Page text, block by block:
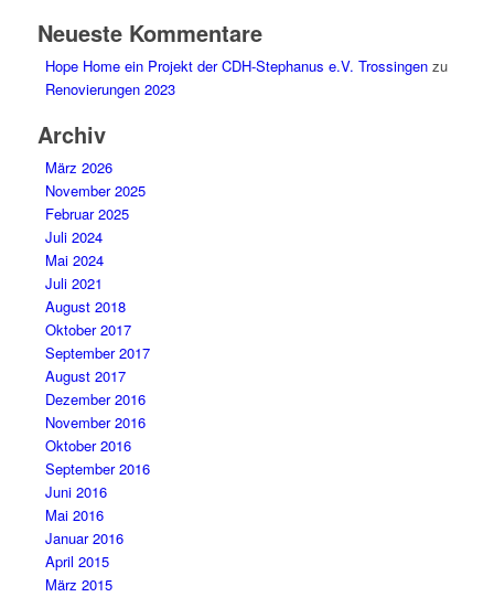
Neueste Kommentare
Hope Home ein Projekt der CDH-Stephanus e.V. Trossingenzu
Renovierungen 2023
Archiv
März 2026
November 2025
Februar 2025
Juli 2024
Mai 2024
Juli 2021
August 2018
Oktober 2017
September 2017
August 2017
Dezember 2016
November 2016
Oktober 2016
September 2016
Juni 2016
Mai 2016
Januar 2016
April 2015
März 2015